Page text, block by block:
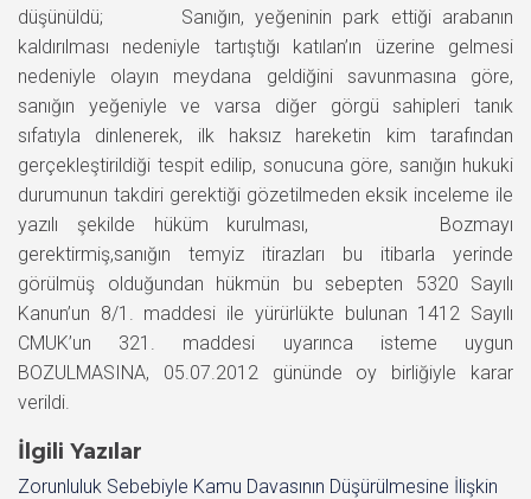
düşünüldü; Sanığın, yeğeninin park ettiği arabanın
kaldırılması nedeniyle tartıştığı katılan’ın üzerine gelmesi
nedeniyle olayın meydana geldiğini savunmasına göre,
sanığın yeğeniyle ve varsa diğer görgü sahipleri tanık
sıfatıyla dinlenerek, ilk haksız hareketin kim tarafından
gerçekleştirildiği tespit edilip, sonucuna göre, sanığın hukuki
durumunun takdiri gerektiği gözetilmeden eksik inceleme ile
yazılı şekilde hüküm kurulması, Bozmayı
gerektirmiş,sanığın temyiz itirazları bu itibarla yerinde
görülmüş olduğundan hükmün bu sebepten 5320 Sayılı
Kanun’un 8/1. maddesi ile yürürlükte bulunan 1412 Sayılı
CMUK’un 321. maddesi uyarınca isteme uygun
BOZULMASINA, 05.07.2012 gününde oy birliğiyle karar
verildi.
İlgili Yazılar
Zorunluluk Sebebiyle Kamu Davasının Düşürülmesine İlişkin